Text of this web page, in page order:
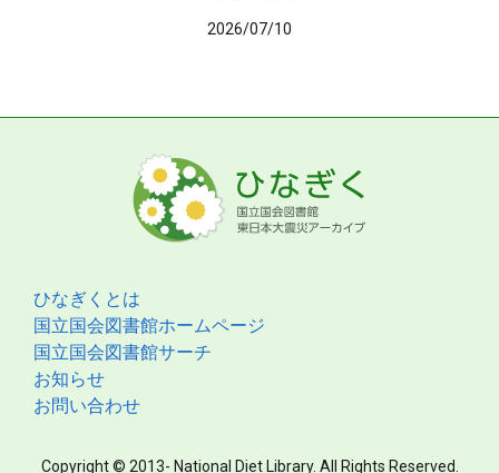
2026/07/10
ひなぎくとは
国立国会図書館ホームページ
国立国会図書館サーチ
お知らせ
お問い合わせ
Copyright © 2013- National Diet Library. All Rights Reserved.